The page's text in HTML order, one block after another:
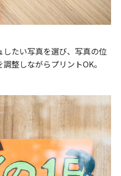
たい写真を選び、写真の位
整しながらプリントOK。